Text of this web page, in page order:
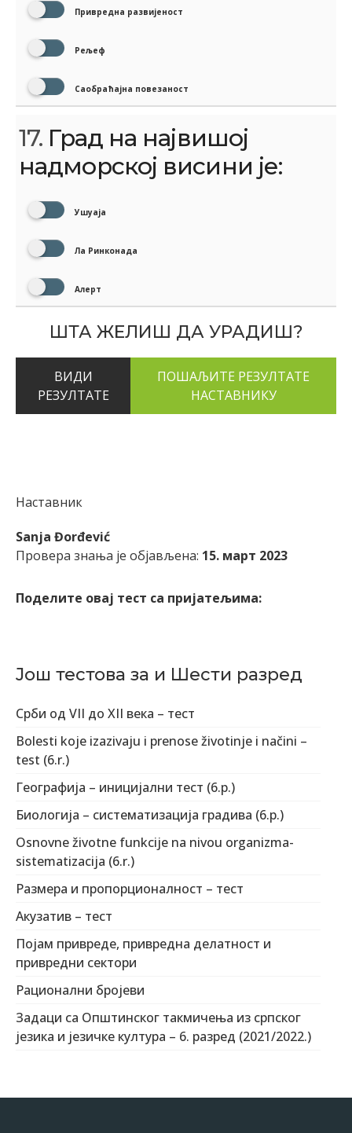
Привредна развијеност
Рељеф
Саобраћајна повезаност
17. Град на највишој
надморској висини је:
Ушуаја
Ла Ринконада
Алерт
ШТА ЖЕЛИШ ДА УРАДИШ?
ВИДИ
РЕЗУЛТАТЕ
Наставник
Sanja Đorđević
Провера знања је објављена: 15. март 2023
Поделите овај тест са пријатељима:
Још тестова за и Шести разред
Срби од VII до XII века – тест
Bolesti koje izazivaju i prenose životinje i načini –
test (6.r.)
Географија – иницијални тест (6.р.)
Биологија – систематизација градива (6.р.)
Osnovne životne funkcije na nivou organizma-
sistematizacija (6.r.)
Размера и пропорционалност – тест
Акузатив – тест
Појам привреде, привредна делатност и
привредни сектори
Рационални бројеви
Задаци са Општинског такмичења из српског
језика и језичке култура – 6. разред (2021/2022.)